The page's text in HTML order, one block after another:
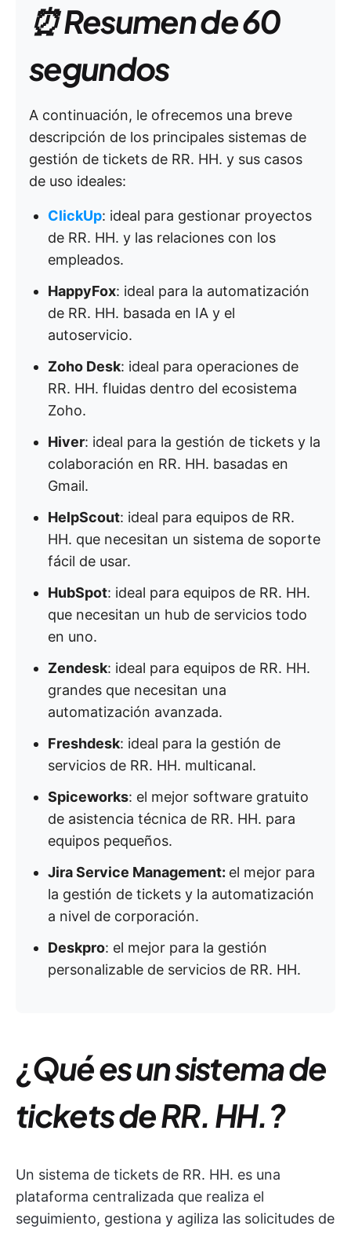
⏰ Resumen de 60
segundos
A continuación, le ofrecemos una breve
descripción de los principales sistemas de
gestión de tickets de RR. HH. y sus casos
de uso ideales:
ClickUp: ideal para gestionar proyectos
de RR. HH. y las relaciones con los
empleados.
HappyFox: ideal para la automatización
de RR. HH. basada en IA y el
autoservicio.
Zoho Desk: ideal para operaciones de
RR. HH. fluidas dentro del ecosistema
Zoho.
Hiver: ideal para la gestión de tickets y la
colaboración en RR. HH. basadas en
Gmail.
HelpScout: ideal para equipos de RR.
HH. que necesitan un sistema de soporte
fácil de usar.
HubSpot: ideal para equipos de RR. HH.
que necesitan un hub de servicios todo
en uno.
Zendesk: ideal para equipos de RR. HH.
grandes que necesitan una
automatización avanzada.
Freshdesk: ideal para la gestión de
servicios de RR. HH. multicanal.
Spiceworks: el mejor software gratuito
de asistencia técnica de RR. HH. para
equipos pequeños.
Jira Service Management: el mejor para
la gestión de tickets y la automatización
a nivel de corporación.
Deskpro: el mejor para la gestión
personalizable de servicios de RR. HH.
¿Qué es un sistema de
tickets de RR. HH.?
Un sistema de tickets de RR. HH. es una
plataforma centralizada que realiza el
seguimiento, gestiona y agiliza las solicitudes de